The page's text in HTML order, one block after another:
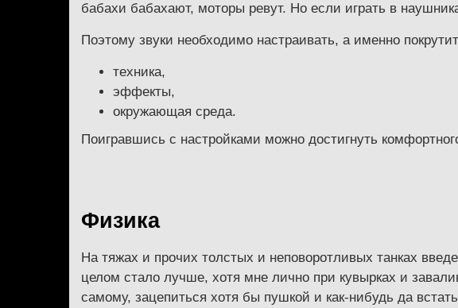
бабахи бабахают, моторы ревут. Но если играть в
Поэтому звуки необходимо настраивать, а именно
техника,
эффекты,
окружающая среда.
Поигравшись с настройками можно достигнуть
Физика
На тяжах и прочих толстых и неповоротливых танках
целом стало лучше, хотя мне лично при кувырках и
самому, зацепиться хотя бы пушкой и как-нибудь да